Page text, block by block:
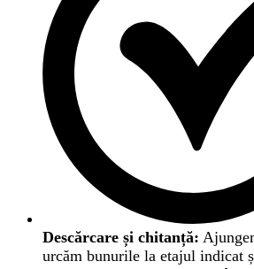
Descărcare și chitanță:
urcăm bunurile la etajul indicat